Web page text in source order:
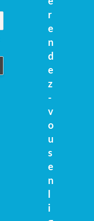
r
e
n
d
e
z
-
v
o
u
s
e
n
i